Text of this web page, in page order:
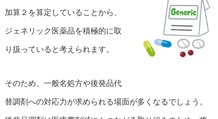
加算２を算定していることから、
ジェネリック医薬品を積極的に取
り扱っていると考えられます。
そのため、一般名処方や後発品代
替調剤への対応力が求められる場面が多くなるでしょう。